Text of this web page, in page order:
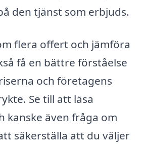
den tjänst som erbjuds.
flera offert och jämföra
få en bättre förståelse
och företagens
Se till att läsa
kanske även fråga om
säkerställa att du väljer